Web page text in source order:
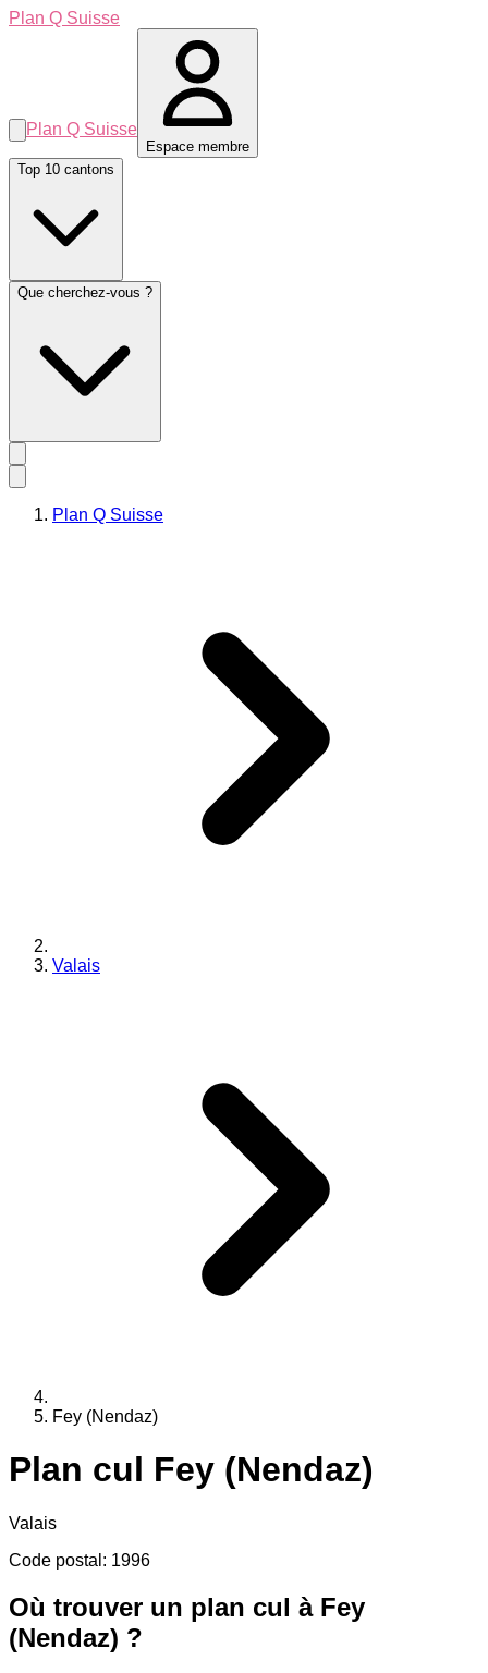
Plan Q Suisse
Plan Q Suisse
Espace membre
Top 10 cantons
Que cherchez-vous ?
Plan Q Suisse
Valais
Fey (Nendaz)
Plan cul Fey (Nendaz)
Valais
Code postal : 1996
Où trouver un plan cul à Fey
(Nendaz) ?